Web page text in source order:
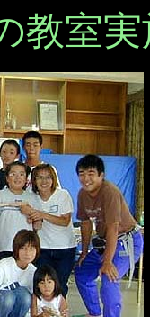
教室